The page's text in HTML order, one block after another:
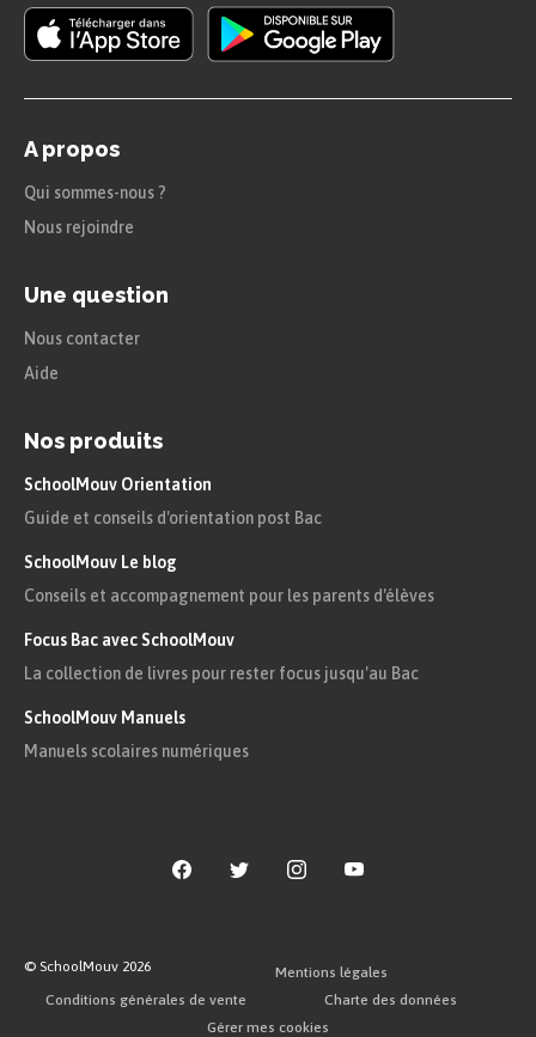
A propos
Qui sommes-nous ?
Nous rejoindre
Une question
Nous contacter
Aide
Nos produits
SchoolMouv Orientation
Guide et conseils d'orientation post Bac
SchoolMouv Le blog
Conseils et accompagnement pour les parents d'élèves
Focus Bac avec SchoolMouv
La collection de livres pour rester focus jusqu'au Bac
SchoolMouv Manuels
Manuels scolaires numériques
© SchoolMouv 2026
Mentions légales
Conditions générales de vente
Charte des données
Gérer mes cookies